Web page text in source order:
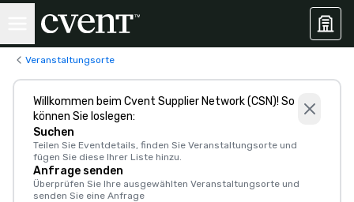
Veranstaltungsorte
Willkommen beim Cvent Supplier Network (CSN)! So
können Sie loslegen:
Suchen
Teilen Sie Eventdetails, finden Sie Veranstaltungsorte und
fügen Sie diese Ihrer Liste hinzu.
Anfrage senden
Überprüfen Sie Ihre ausgewählten Veranstaltungsorte und
senden Sie eine Anfrage